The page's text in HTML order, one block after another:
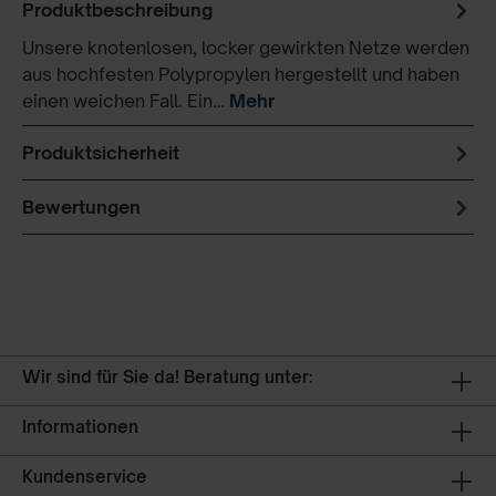
Produktbeschreibung
Unsere knotenlosen, locker gewirkten Netze werden
aus hochfesten Polypropylen hergestellt und haben
einen weichen Fall. Ein… Mehr
Produktsicherheit
Bewertungen
Wir sind für Sie da! Beratung unter:
Informationen
Kundenservice